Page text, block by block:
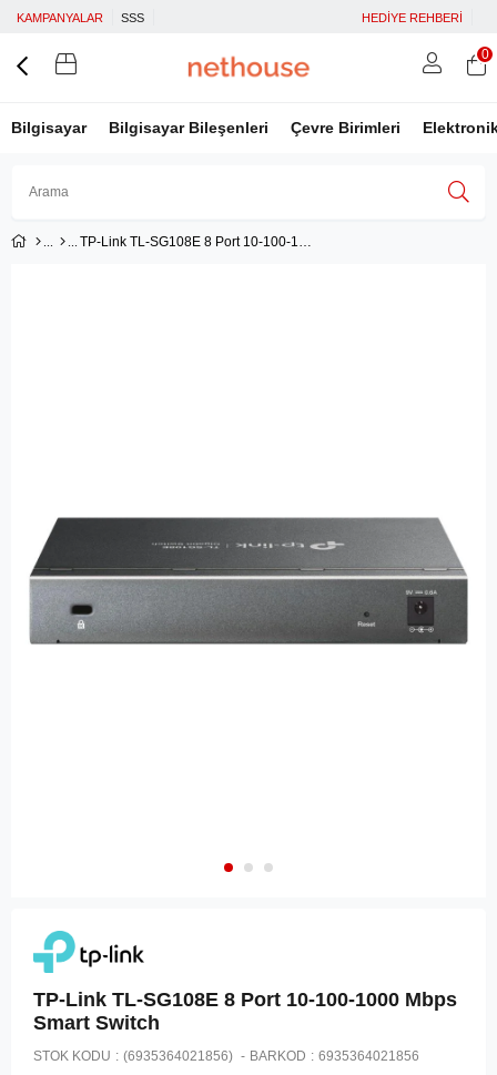
KAMPANYALAR SSS HEDİYE REHBERİ
Bilgisayar Bilgisayar Bileşenleri Çevre Birimleri
0
TP-Link TL-SG108E 8 Port 10-100-1000 Mbps Smart Switch
TP-Link TL-SG108E 8 Port 10-100-1000 Mbps
Smart Switch
STOK KODU (6935364021856) BARKOD : 6935364021856